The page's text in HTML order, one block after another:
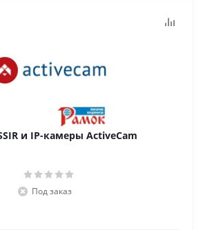
и IP-камеры ActiveCam
Под заказ